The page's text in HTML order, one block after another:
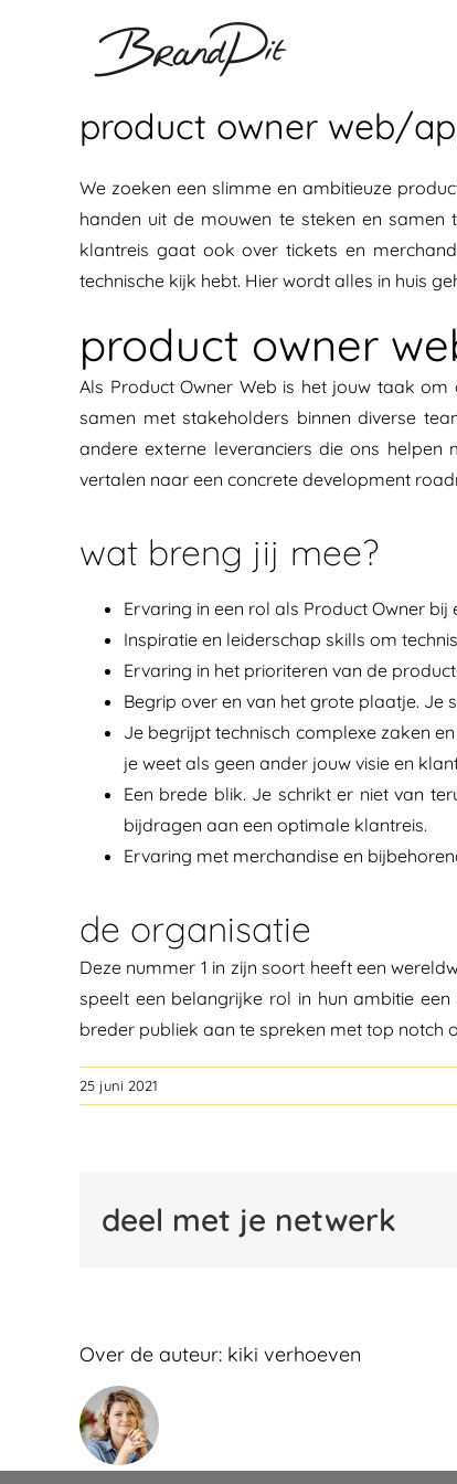
product owner web/
We zoeken een slimme en ambitieuze
handen uit de mouwen te steken en
klantreis gaat ook over tickets en
technische kijk hebt. Hier wordt alles in huis
product owner
Als Product Owner Web is het jouw taak
samen met stakeholders binnen diverse
andere externe leveranciers die ons
vertalen naar een concrete development
wat breng jij mee?
Ervaring in een rol als Product Owner
Inspiratie en leiderschap skills om
Ervaring in het prioriteren van de
Begrip over en van het grote plaatje. Je
Je begrijpt technisch complexe zaken
je weet als geen ander jouw visie en
Een brede blik. Je schrikt er niet van
bijdragen aan een optimale klantreis.
Ervaring met merchandise en
de organisatie
Deze nummer 1 in zijn soort heeft een
speelt een belangrijke rol in hun ambitie
breder publiek aan te spreken met top notch
25 juni 2021
deel met je netwerk
Over de auteur: kiki verhoeven